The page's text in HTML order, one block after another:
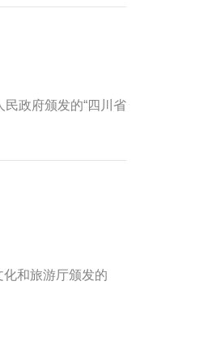
政府颁发的“四川省
和旅游厅颁发的